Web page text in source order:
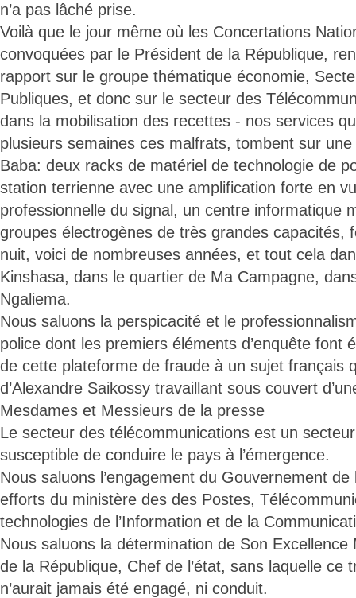
n’a pas lâché prise.
Voilà que le jour même où les Concertations
convoquées par le Président de la République,
rapport sur le groupe thématique économie,
Publiques, et donc sur le secteur des
dans la mobilisation des recettes - nos services
plusieurs semaines ces malfrats, tombent sur une
Baba: deux racks de matériel de technologie de
station terrienne avec une amplification forte en
professionnelle du signal, un centre informatique
groupes électrogènes de très grandes capacités,
nuit, voici de nombreuses années, et tout cela
Kinshasa, dans le quartier de Ma Campagne,
Ngaliema.
Nous saluons la perspicacité et le
police dont les premiers éléments d’enquête font
de cette plateforme de fraude à un sujet français
d’Alexandre Saikossy travaillant sous couvert
Mesdames et Messieurs de la presse
Le secteur des télécommunications est un
susceptible de conduire le pays à l’émergence.
Nous saluons l’engagement du Gouvernement
efforts du ministère des des Postes,
technologies de l’Information et de la
Nous saluons la détermination de Son Excellence
de la République, Chef de l’état, sans laquelle ce
n’aurait jamais été engagé, ni conduit.